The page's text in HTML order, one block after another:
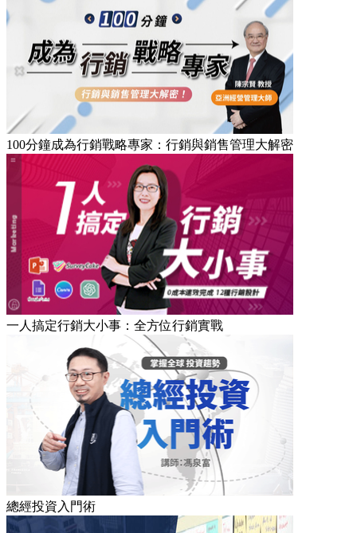
100分鐘成為行銷戰略專家：行銷與銷售管理大解密
一人搞定行銷大小事：全方位行銷實戰
總經投資入門術